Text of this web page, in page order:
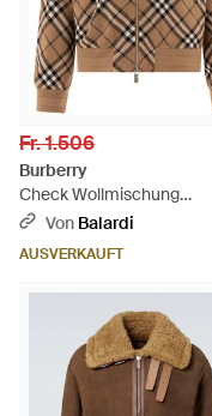
Fr. 1.506
Burberry
Check Wollmischung
"Harrington" Jacke - Braun
Von Balardi
AUSVERKAUFT